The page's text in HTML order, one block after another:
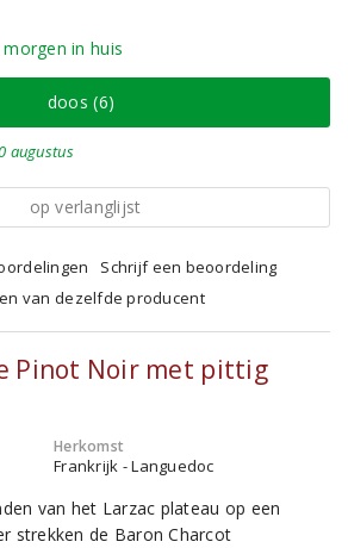
in huis
doos (6)
augustus
op verlanglijst
Schrijf een beoordeling
van dezelfde producent
Pinot Noir met pittig
Herkomst
Frankrijk - Languedoc
van het Larzac plateau op een
strekken de Baron Charcot